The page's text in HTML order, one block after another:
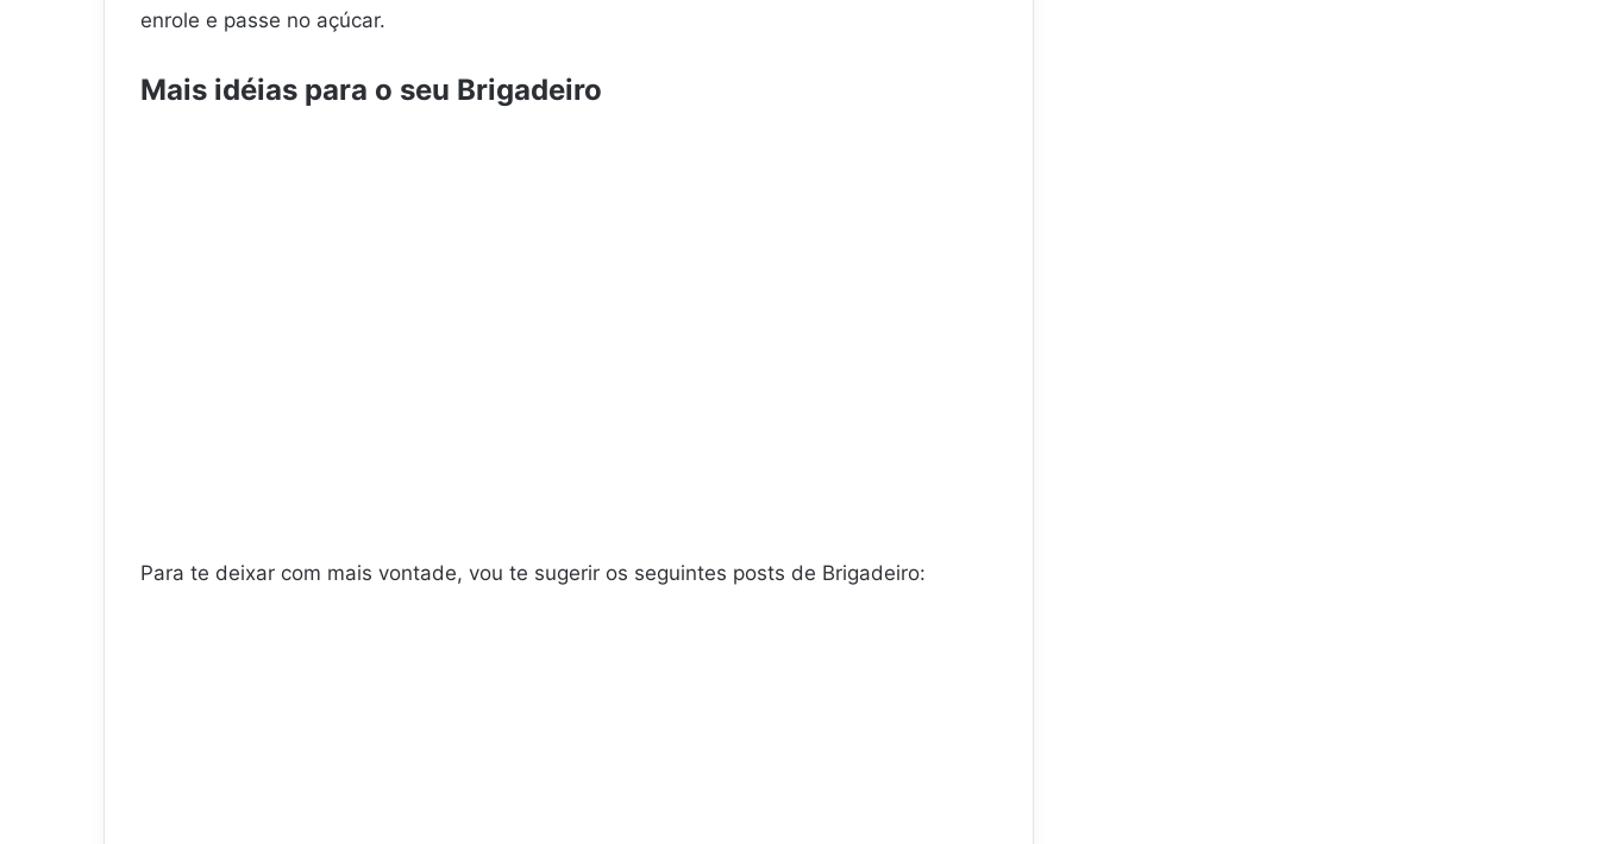
enrole e passe no açúcar.
Mais idéias para o seu Brigadeiro
Para te deixar com mais vontade, vou te sugerir os seguintes posts de Brigadeiro: